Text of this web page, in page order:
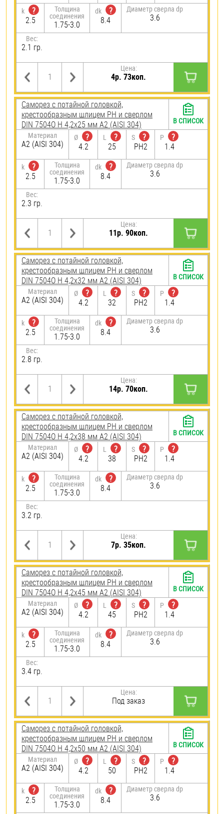
k
?
2.5
Толщина
соединения
1.75-3.0
dk
?
8.4
Диаметр сверла dp
3.6
Вес:
2.1 гр.
Цена:
4р. 73коп.
Саморез с потайной головкой,
крестообразным шлицем PH и сверлом
DIN 7504O H 4,2х25 мм А2 (AISI 304)
Материал
А2 (AISI 304)
Ø
?
4.2
L
?
25
S
?
PH2
P
?
1.4
k
?
2.5
Толщина
соединения
1.75-3.0
dk
?
8.4
Диаметр сверла dp
3.6
Вес:
2.3 гр.
Цена:
11р. 90коп.
В СПИСОК
Саморез с потайной головкой,
крестообразным шлицем PH и сверлом
DIN 7504O H 4,2х32 мм А2 (AISI 304)
Материал
А2 (AISI 304)
Ø
?
4.2
L
?
32
S
?
PH2
P
?
1.4
k
?
2.5
Толщина
соединения
1.75-3.0
dk
?
8.4
Диаметр сверла dp
3.6
Вес:
2.8 гр.
Цена:
14р. 70коп.
В СПИСОК
Саморез с потайной головкой,
крестообразным шлицем PH и сверлом
DIN 7504O H 4,2х38 мм А2 (AISI 304)
Материал
А2 (AISI 304)
Ø
?
4.2
L
?
38
S
?
PH2
P
?
1.4
k
?
2.5
Толщина
соединения
1.75-3.0
dk
?
8.4
Диаметр сверла dp
3.6
Вес:
3.2 гр.
Цена:
7р. 35коп.
В СПИСОК
Саморез с потайной головкой,
крестообразным шлицем PH и сверлом
DIN 7504O H 4,2х45 мм А2 (AISI 304)
Материал
А2 (AISI 304)
Ø
?
4.2
L
?
45
S
?
PH2
P
?
1.4
k
?
2.5
Толщина
соединения
1.75-3.0
dk
?
8.4
Диаметр сверла dp
3.6
Вес:
3.4 гр.
Цена:
Под заказ
В СПИСОК
Саморез с потайной головкой,
крестообразным шлицем PH и сверлом
DIN 7504O H 4,2х50 мм А2 (AISI 304)
Материал
А2 (AISI 304)
Ø
?
4.2
L
?
50
S
?
PH2
P
?
1.4
k
?
2.5
Толщина
соединения
1.75-3.0
dk
?
8.4
Диаметр сверла dp
3.6
В СПИСОК